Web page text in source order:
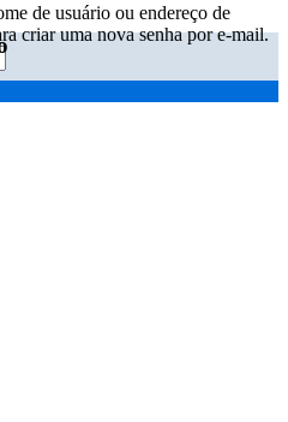
de usuário ou endereço de
criar uma nova senha por e-mail.